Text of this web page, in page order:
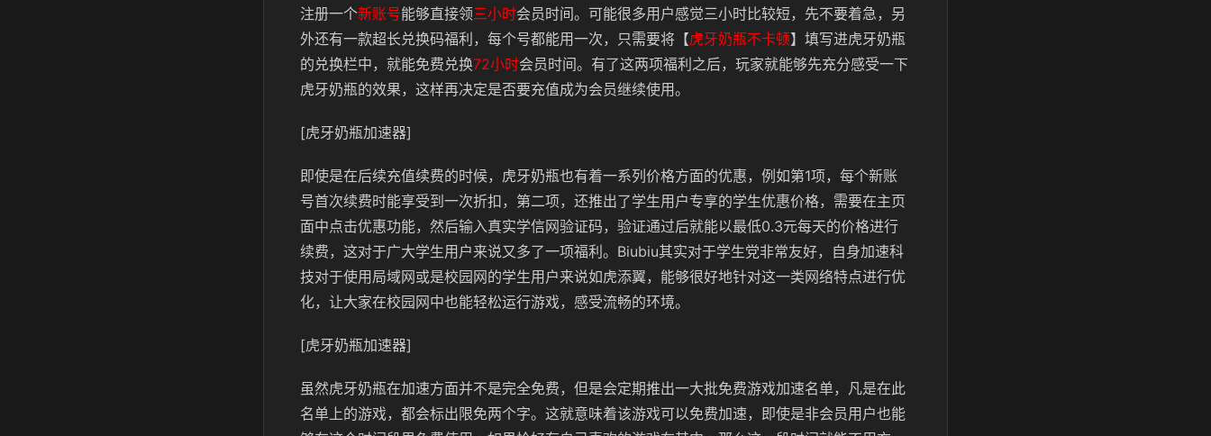
注册一个新账号能够直接领三小时会员时间。可能很多用户感觉三小时比较短，先不要着急，另
外还有一款超长兑换码福利，每个号都能用一次，只需要将【虎牙奶瓶不卡顿】填写进虎牙奶瓶
的兑换栏中，就能免费兑换72小时会员时间。有了这两项福利之后，玩家就能够先充分感受一下
虎牙奶瓶的效果，这样再决定是否要充值成为会员继续使用。
[虎牙奶瓶加速器]
即使是在后续充值续费的时候，虎牙奶瓶也有着一系列价格方面的优惠，例如第1项，每个新账
号首次续费时能享受到一次折扣，第二项，还推出了学生用户专享的学生优惠价格，需要在主页
面中点击优惠功能，然后输入真实学信网验证码，验证通过后就能以最低0.3元每天的价格进行
续费，这对于广大学生用户来说又多了一项福利。Biubiu其实对于学生党非常友好，自身加速科
技对于使用局域网或是校园网的学生用户来说如虎添翼，能够很好地针对这一类网络特点进行优
化，让大家在校园网中也能轻松运行游戏，感受流畅的环境。
[虎牙奶瓶加速器]
虽然虎牙奶瓶在加速方面并不是完全免费，但是会定期推出一大批免费游戏加速名单，凡是在此
名单上的游戏，都会标出限免两个字。这就意味着该游戏可以免费加速，即使是非会员用户也能